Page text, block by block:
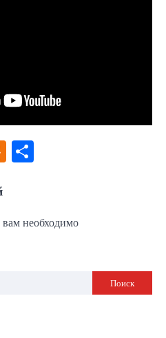
Odnoklassniki
необходимо
Поиск